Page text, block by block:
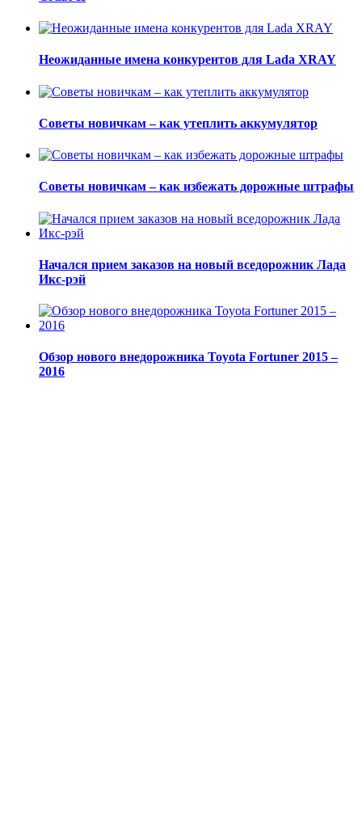
Неожиданные имена конкурентов для Lada XRAY
Советы новичкам – как утеплить аккумулятор
Советы новичкам – как избежать дорожные штрафы
Начался прием заказов на новый вседорожник Лада
Икс-рэй
Обзор нового внедорожника Toyota Fortuner 2015 –
2016